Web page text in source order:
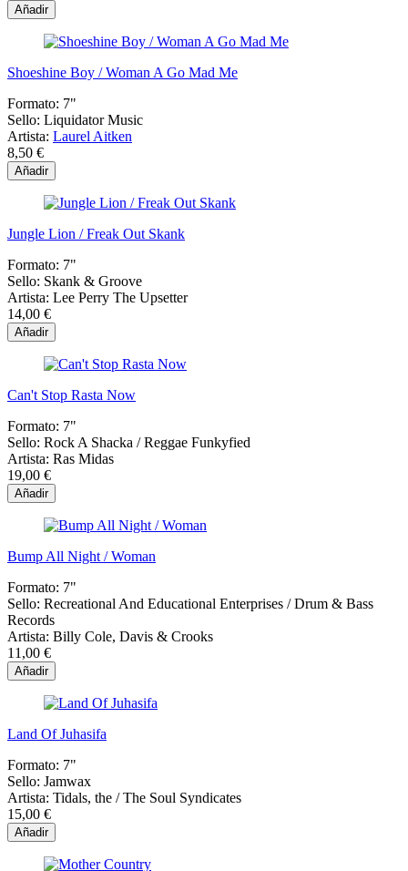
Añadir
Shoeshine Boy / Woman A Go Mad Me
Formato: 7"
Sello: Liquidator Music
Artista: Laurel Aitken
8,50 €
Añadir
Jungle Lion / Freak Out Skank
Formato: 7"
Sello: Skank & Groove
Artista: Lee Perry The Upsetter
14,00 €
Añadir
Can't Stop Rasta Now
Formato: 7"
Sello: Rock A Shacka / Reggae Funkyfied
Artista: Ras Midas
19,00 €
Añadir
Bump All Night / Woman
Formato: 7"
Sello: Recreational And Educational Enterprises / Drum & Bass
Records
Artista: Billy Cole, Davis & Crooks
11,00 €
Añadir
Land Of Juhasifa
Formato: 7"
Sello: Jamwax
Artista: Tidals, the / The Soul Syndicates
15,00 €
Añadir